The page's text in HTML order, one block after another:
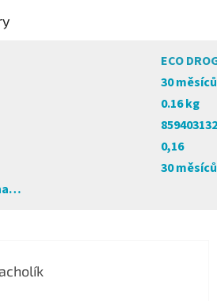
ECO
30 měsíců
0.16 kg
0,16
30 měsíců
obchodu je 4 z 5 hvězdiček.